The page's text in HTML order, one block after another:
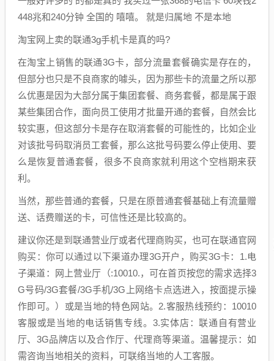
448兆和240分钟 全国的 嘻嘻。 就是归属地 不是本地
淘宝网上卖的联通3g手机卡是真的吗?
在淘宝上销售的联通3G卡，部分流量套餐确实是存在的，
但部分也只是不良商家的噱头，因为那些卡的流量之所以那
么优惠是因为大部分属于集团套餐、商务套餐，都是属于跟
某些集团合作，面向员工使用才批量开通的套餐，自然会比
较实惠，但这部分卡是存在取消套餐的可能性的，比如企业
对该批号码取消员工套餐，那么这批号码要么停止使用、要
么是恢复普通套餐，很多不良商家就利用这个空档期来获
利。
当然，那些普通的套餐，只是在原普通套餐基础上有流量赠
送、话费赠送的卡，可信性还是比较高的。
建议你还是到联通营业厅或者代理商购买，也可在联通官网
购买：你可以通过以下渠道办理3G开户，购买3G卡：1.电
子渠道：网上营业厅（:10010.，可在首页按您的需求选择3
G号码/3G套餐/3G手机/3G上网络卡点选进入，按面提示操
作即可。）或是当地的特色网站。2.客服热线预约：10010
客服或是当地的电话销售专线。3.实体店：联通自有营业
厅、3G品牌店以及合作厅、代理商等渠道。温馨提示：如
需咨询当地相关的资料，可联络当地的人工客服。